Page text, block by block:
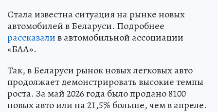
Стала известна ситуация на рынке новых
автомобилей в Беларуси. Подробнее
рассказалив автомобильной ассоциации
«БАА».
Так, в Беларуси рынок новых легковых авто
продолжает демонстрировать высокие темпы
роста. За май 2026 года было продано 8100
новых авто или на 21,5% больше, чем в апреле.